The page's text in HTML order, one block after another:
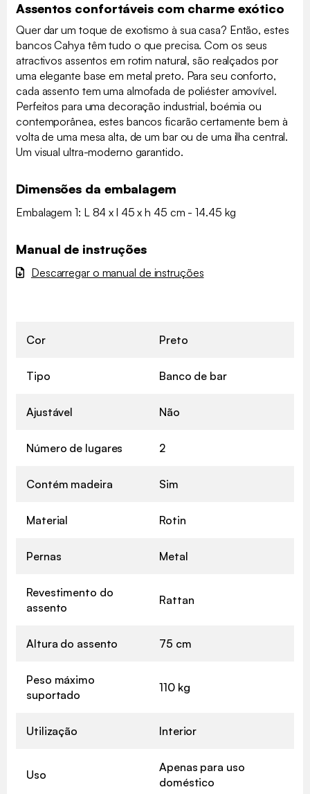
Assentos confortáveis com charme exótico
Quer dar um toque de exotismo à sua casa? Então, estes
bancos Cahya têm tudo o que precisa. Com os seus
atractivos assentos em rotim natural, são realçados por
uma elegante base em metal preto. Para seu conforto,
cada assento tem uma almofada de poliéster amovível.
Perfeitos para uma decoração industrial, boémia ou
contemporânea, estes bancos ficarão certamente bem à
volta de uma mesa alta, de um bar ou de uma ilha central.
Um visual ultra-moderno garantido.
Dimensões da embalagem
Embalagem 1: L 84 x l 45 x h 45 cm - 14.45 kg
Manual de instruções
Descarregar o manual de instruções
Cor Preto
Tipo Banco de bar
Ajustável Não
Número de lugares 2
Contém madeira Sim
Material Rotin
Pernas Metal
Revestimento do
assento
Rattan
Altura do assento 75 cm
Peso máximo
suportado
110 kg
Utilização Interior
Uso
Apenas para uso
doméstico